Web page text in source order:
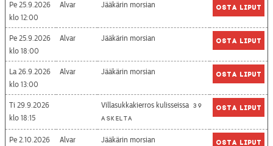
Pe 25.9.2026
12:00
Alvar Jääkärin morsian Osta liput
Pe 25.9.2026
18:00
Alvar Jääkärin morsian Osta liput
La 26.9.2026
13:00
Alvar Jääkärin morsian Osta liput
Ti 29.9.2026
18:15
Villasukkakierros kulisseissa 39
askelta
Osta liput
Pe 2.10.2026
Alvar Jääkärin morsian Osta liput